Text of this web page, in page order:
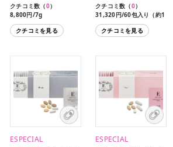
クチコミ数（0）
8,800円/7g
クチコミを見る
クチコミ数（0）
31,320円/60包入り（約1
ヶ月分）
クチコミを見る
ESPECIAL
ESPECIAL